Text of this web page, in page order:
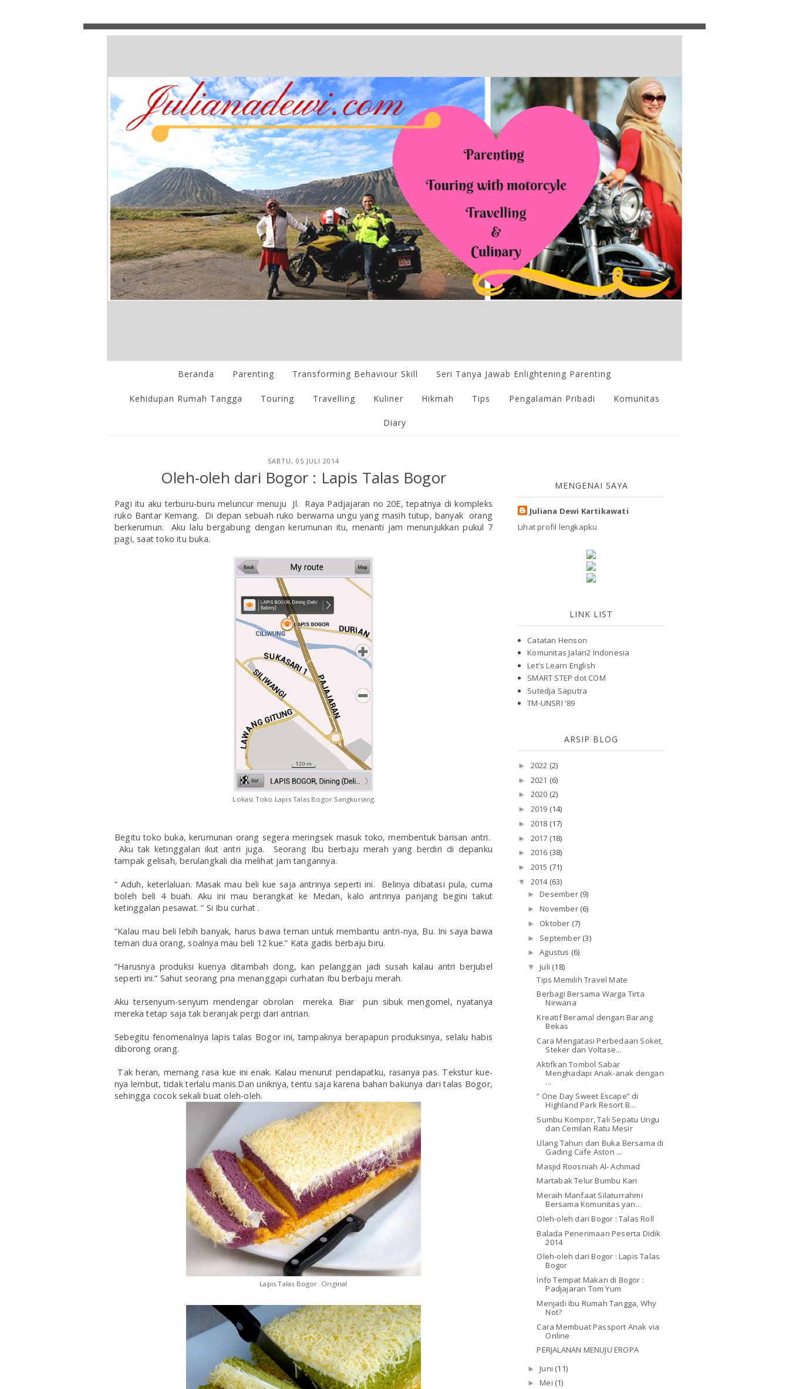
Beranda Parenting Transforming Behaviour Skill Seri Tanya Jawab Enlightening Parenting
Kehidupan Rumah Tangga Touring Travelling Kuliner Hikmah Tips Pengalaman Pribadi Komunitas
Diary
SABTU, 05 JULI 2014
Oleh-oleh dari Bogor : Lapis Talas Bogor
Pagi itu aku terburu-buru meluncur menuju Jl. Raya Padjajaran no 20E, tepatnya di kompleks
ruko Bantar Kemang. Di depan sebuah ruko berwarna ungu yang masih tutup, banyak orang
berkerumun. Aku lalu bergabung dengan kerumunan itu, menanti jam menunjukkan pukul 7
pagi, saat toko itu buka.
Lokasi Toko Lapis Talas Bogor Sangkuriang
Begitu toko buka, kerumunan orang segera meringsek masuk toko, membentuk barisan antri.
Aku tak ketinggalan ikut antri juga. Seorang Ibu berbaju merah yang berdiri di depanku
tampak gelisah, berulangkali dia melihat jam tangannya.
“ Aduh, keterlaluan. Masak mau beli kue saja antrinya seperti ini. Belinya dibatasi pula, cuma
boleh beli 4 buah. Aku ini mau berangkat ke Medan, kalo antrinya panjang begini takut
ketinggalan pesawat. “ Si Ibu curhat .
“Kalau mau beli lebih banyak, harus bawa teman untuk membantu antri-nya, Bu. Ini saya bawa
teman dua orang, soalnya mau beli 12 kue.” Kata gadis berbaju biru.
“Harusnya produksi kuenya ditambah dong, kan pelanggan jadi susah kalau antri berjubel
seperti ini.” Sahut seorang pria menanggapi curhatan Ibu berbaju merah.
Aku tersenyum-senyum mendengar obrolan mereka. Biar pun sibuk mengomel, nyatanya
mereka tetap saja tak beranjak pergi dari antrian.
Sebegitu fenomenalnya lapis talas Bogor ini, tampaknya berapapun produksinya, selalu habis
diborong orang.
Tak heran, memang rasa kue ini enak. Kalau menurut pendapatku, rasanya pas. Tekstur kue-
nya lembut, tidak terlalu manis.Dan uniknya, tentu saja karena bahan bakunya dari talas Bogor,
sehingga cocok sekali buat oleh-oleh.
Lapis Talas Bogor Original
MENGENAI SAYA
Juliana Dewi Kartikawati
Lihat profil lengkapku
LINK LIST
Catatan Henson
Komunitas Jalan2 Indonesia
Let's Learn English
SMART STEP dot COM
Sutedja Saputra
TM-UNSRI '89
ARSIP BLOG
► 2022 (2)
► 2021 (6)
► 2020 (2)
► 2019 (14)
► 2018 (17)
► 2017 (18)
► 2016 (38)
► 2015 (71)
▼ 2014 (63)
►Desember (9)
►November (6)
► Oktober (7)
► September (3)
►Agustus (6)
▼Juli (18)
Tips Memilih Travel Mate
Berbagi Bersama Warga Tirta
Nirwana
Kreatif Beramal dengan Barang
Bekas
Cara Mengatasi Perbedaan Soket,
Steker dan Voltase...
Aktifkan Tombol Sabar
Menghadapi Anak-anak dengan
...
“ One Day Sweet Escape” di
Highland Park Resort B...
Sumbu Kompor, Tali Sepatu Ungu
dan Cemilan Ratu Mesir
Ulang Tahun dan Buka Bersama di
Gading Cafe Aston ...
Masjid Roosniah Al- Achmad
Martabak Telur Bumbu Kari
Meraih Manfaat Silaturrahmi
Bersama Komunitas yan...
Oleh-oleh dari Bogor : Talas Roll
Balada Penerimaan Peserta Didik
2014
Oleh-oleh dari Bogor : Lapis Talas
Bogor
Info Tempat Makan di Bogor :
Padjajaran Tom Yum
Menjadi Ibu Rumah Tangga, Why
Not?
Cara Membuat Passport Anak via
Online
PERJALANAN MENUJU EROPA
►Juni (11)
►Mei (1)